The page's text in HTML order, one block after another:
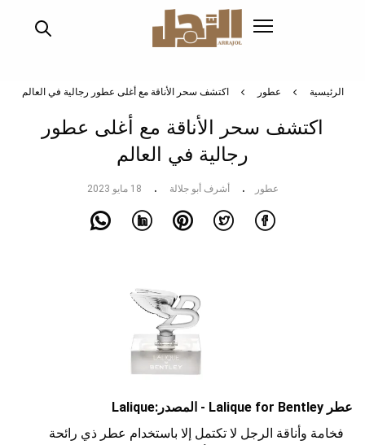
الرئيسية عطور اكتشف سحر الأناقة مع أغلى عطور رجالية في العالم
اكتشف سحر الأناقة مع أغلى عطور
رجالية في العالم
عطور أشرف أبو جلالة 18 مايو 2023
عطر Lalique for Bentley - المصدر:Lalique
فخامة وأناقة الرجل لا تكتمل إلا باستخدام عطر ذي رائحة